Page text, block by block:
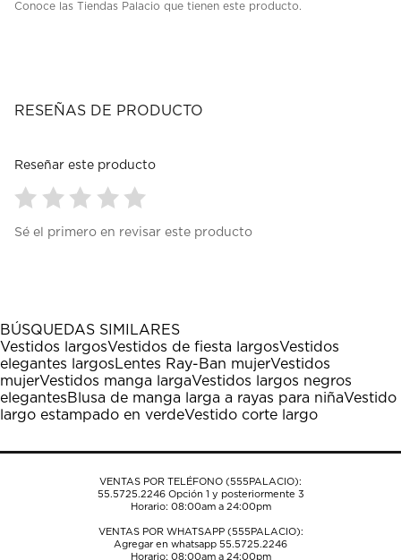
Conoce las Tiendas Palacio que tienen este producto.
RESEÑAS DE PRODUCTO
Reseñar este producto
para
1
estrella
Esta
acción
abrirá
el
formulario
envío.
para
estrellas.
Esta
acción
abrirá
el
formulario
envío.
para
estrellas.
Esta
acción
abrirá
el
formulario
envío.
para
estrellas.
Esta
acción
abrirá
el
formulario
envío.
para
estrellas.
Esta
acción
abrirá
el
formulario
envío.
Sé el primero en revisar este producto
BÚSQUEDAS SIMILARES
Vestidos largosVestidos de fiesta largosVestidos
elegantes largos Lentes Ray-Ban mujerVestidos
mujerVestidos manga largaVestidos largos negros
elegantesBlusa de manga larga a rayas para niñaVestido
largo estampado en verdeVestido corte largo
VENTAS POR TELÉFONO (555PALACIO):
55.5725.2246Opción 1 y posteriormente 3
Horario: 08:00am a 24:00pm
VENTAS POR WHATSAPP (555PALACIO):
Agregar en whatsapp 55.5725.2246
Horario: 08:00am a 24:00pm